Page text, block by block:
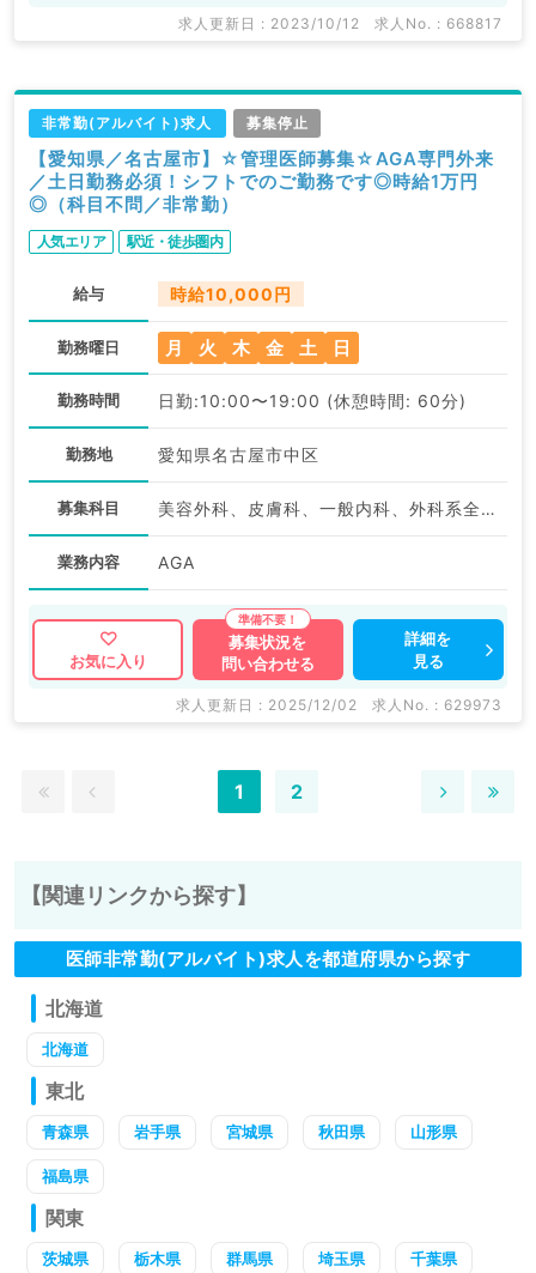
求人更新日 : 2023/10/12 求人No. : 668817
非常勤(アルバイト)求人 募集停止
【愛知県／名古屋市】☆管理医師募集☆AGA専門外来
／土日勤務必須！シフトでのご勤務です◎時給1万円
◎（科目不問／非常勤）
人気エリア 駅近・徒歩圏内
給与 時給10,000円
勤務曜日 月 火 木 金 土 日
勤務時間 日勤:10:00〜19:00 (休憩時間: 60分)
勤務地 愛知県名古屋市中区
募集科目 美容外科、皮膚科、一般内科、外科系全般、一般外科、美容皮膚科、科目不問
業務内容 AGA
お気に入り
募集状況を
問い合わせる
詳細を
見る
求人更新日 : 2025/12/02 求人No. : 629973
1 2
【関連リンクから探す】
医師非常勤(アルバイト)求人を都道府県から探す
北海道
北海道
東北
青森県 岩手県 宮城県 秋田県 山形県
福島県
関東
茨城県 栃木県 群馬県 埼玉県 千葉県